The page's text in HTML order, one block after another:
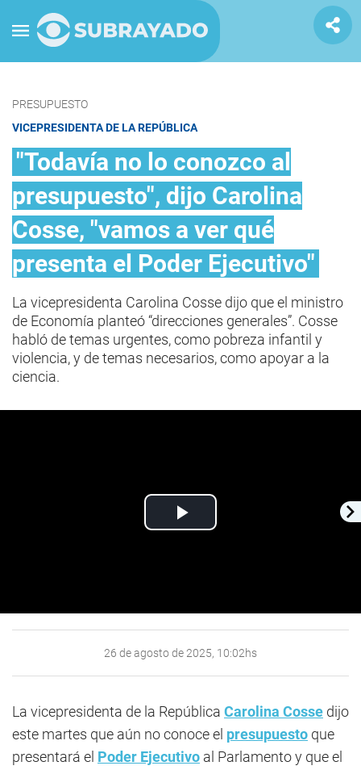
PRESUPUESTO
VICEPRESIDENTA DE LA REPÚBLICA
"Todavía no lo conozco al
presupuesto", dijo Carolina
Cosse, "vamos a ver qué
presenta el Poder Ejecutivo"
La vicepresidenta Carolina Cosse dijo que el ministro
de Economía planteó “direcciones generales”. Cosse
habló de temas urgentes, como pobreza infantil y
violencia, y de temas necesarios, como apoyar a la
ciencia.
Play
26 de agosto de 2025, 10:02hs
La vicepresidenta de la República Carolina Cosse dijo
este martes que aún no conoce el presupuesto que
presentará el Poder Ejecutivo al Parlamento y que el